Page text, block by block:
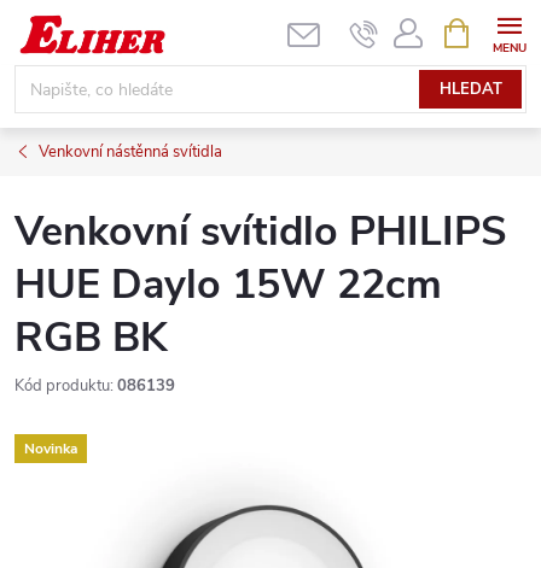
Přejít
obsah
HLEDAT
NÁKUPNÍ
KOŠÍK
Venkovní nástěnná svítidla
Venkovní svítidlo PHILIPS
HUE Daylo 15W 22cm
RGB BK
Kód produktu: 086139
Novinka